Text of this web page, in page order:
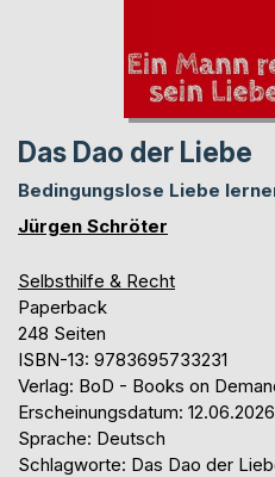
Das Dao der Liebe
Bedingungslose Liebe
Jürgen Schröter
Selbsthilfe & Recht
Paperback
248 Seiten
ISBN-13: 9783695733231
Verlag: BoD - Books on
Erscheinungsdatum: 12.06.2026
Sprache: Deutsch
Schlagworte: Das Dao der